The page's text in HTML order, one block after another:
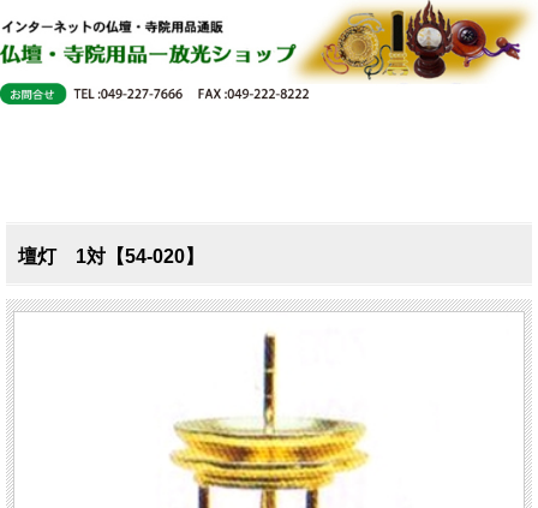
壇灯 1対【54-020】